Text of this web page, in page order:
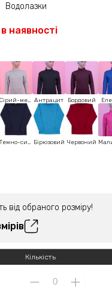
Водолазки
наявності
Сірий-меланж Антрацит Бордовий
Темно-синій Бірюзовий Червоний
від обраного розміру!
Кількість